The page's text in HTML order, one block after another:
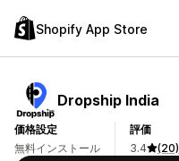
Shopify App Store
Dropship India
価格設定
無料インストール
評価
3.4
(20)